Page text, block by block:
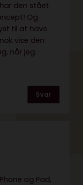
den stået
Og
til at have
vise den
når jeg
Svar
og Pad,